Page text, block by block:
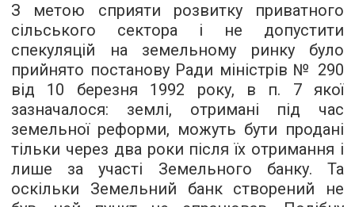
З метою сприяти розвитку приватного
сільського сектора і не допустити
спекуляцій на земельному ринку було
прийнято постанову Ради міністрів № 290
від 10 березня 1992 року, в п. 7 якої
зазначалося: землі, отримані під час
земельної реформи, можуть бути продані
тільки через два роки після їх отримання і
лише за участі Земельного банку. Та
оскільки Земельний банк створений не